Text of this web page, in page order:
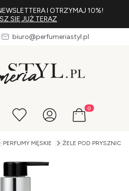
I OTRZYMAJ 10%!
SIĘ JUŻ TERAZ
biuro@perfumeriastyl.pl
wyszukiwarkę Produkty w
PERFUMY MĘSKIE ŻELE POD PRYSZNIC